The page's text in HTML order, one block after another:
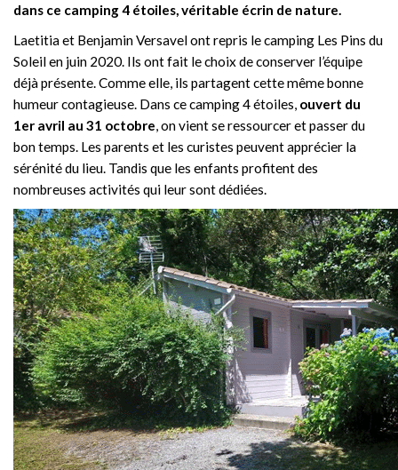
dans ce camping 4 étoiles, véritable écrin de nature.
Laetitia et Benjamin Versavel ont repris le camping Les Pins du
Soleil en juin 2020. Ils ont fait le choix de conserver l’équipe
déjà présente. Comme elle, ils partagent cette même bonne
humeur contagieuse. Dans ce camping 4 étoiles, ouvert du
1er avril au 31 octobre, on vient se ressourcer et passer du
bon temps. Les parents et les curistes peuvent apprécier la
sérénité du lieu. Tandis que les enfants profitent des
nombreuses activités qui leur sont dédiées.